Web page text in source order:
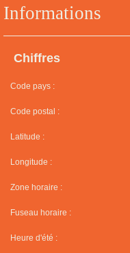
Informations
Chiffres
Code pays :
Code postal :
Latitude :
Longitude :
Zone horaire :
Fuseau horaire :
Heure d'été :